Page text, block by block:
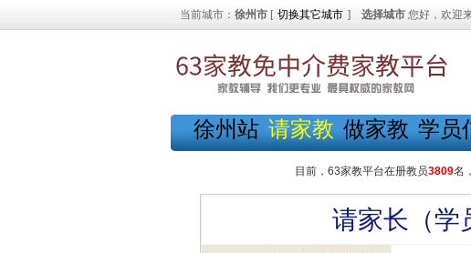
当前城市： 徐州市 [ 切换其它城市 ] 选择城市 您好，欢迎
徐州站 请家教 做家教 学员
目前，63家教平台在册教员3809名
请家长（学